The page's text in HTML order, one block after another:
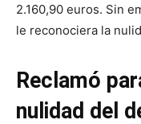
2.160,90 euros. Sin
le reconociera la
Reclamó
nulidad del